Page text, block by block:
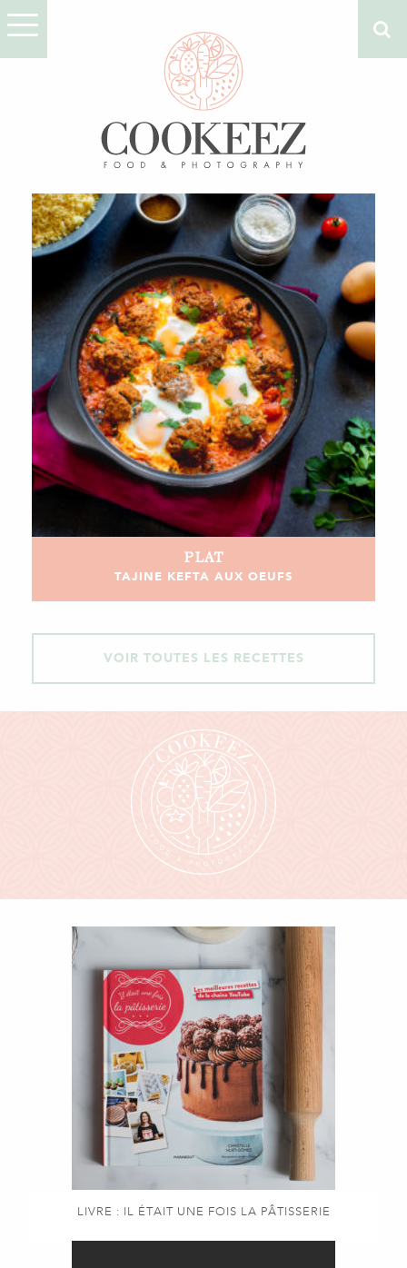
PLAT
TAJINE KEFTA AUX OEUFS
VOIR TOUTES LES RECETTES
LIVRE : IL ÉTAIT UNE FOIS LA PÂTISSERIE